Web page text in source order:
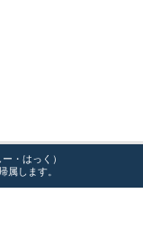
・はっく）
属します。